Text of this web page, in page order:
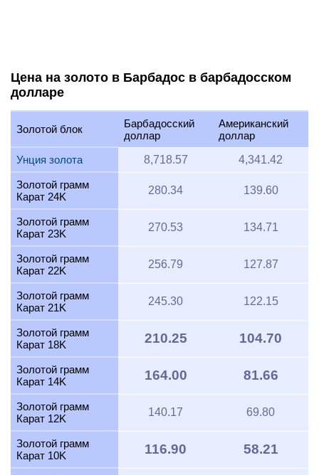
Цена на золото в Барбадос в барбадосском
долларе
Золотой блок
Барбадосский
доллар
Американский
доллар
Унция золота
8,718.57 4,341.42
Золотой грамм
Карат 24K
280.34 139.60
Золотой грамм
Карат 23K
270.53 134.71
Золотой грамм
Карат 22K
256.79 127.87
Золотой грамм
Карат 21K
245.30 122.15
Золотой грамм
Карат 18K
210.25 104.70
Золотой грамм
Карат 14K
164.00 81.66
Золотой грамм
Карат 12K
140.17 69.80
Золотой грамм
Карат 10K
116.90 58.21